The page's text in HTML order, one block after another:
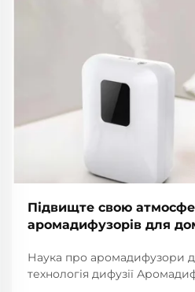
Підвищте свою
аромадифузорів для
Наука про аромадифузори
технологія дифузії